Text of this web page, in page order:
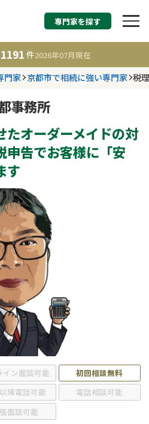
相続税申告・相続手
す
都道府県を選択
事務所 1191
件
更新日 : 2026年07月21日
遺言書作成・遺言執行
相続登記
遺留分侵害額請求
相続手続き
家族信託
贈与税
相続人調査
費用相場
コラム
相続手続き
遺言
遺産分割
不動産の相続
相続登記
専門家を探す
1191 件2026年07月現在
門家 京都市で相続に強い専門家 税
事務所
たオーダーメイドの対
申告でお客様に「安
す
イン面談可能
初回相談無料
降電話可能
電話相談可能
面談可能